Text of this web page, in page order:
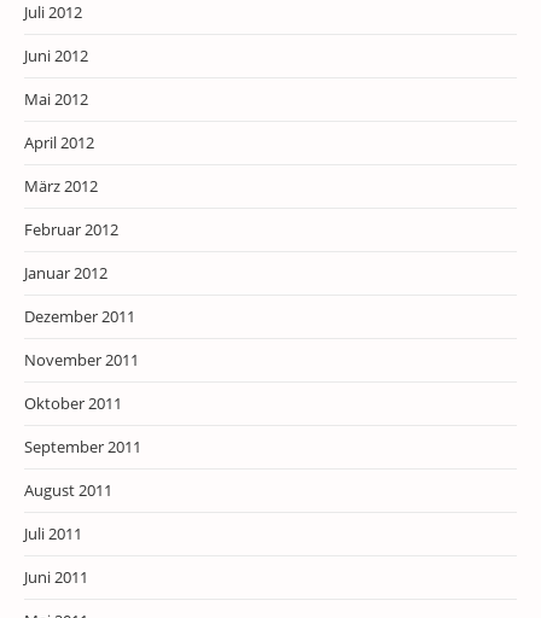
Juli 2012
Juni 2012
Mai 2012
April 2012
März 2012
Februar 2012
Januar 2012
Dezember 2011
November 2011
Oktober 2011
September 2011
August 2011
Juli 2011
Juni 2011